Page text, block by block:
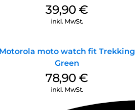
39,90€
inkl. MwSt.
Motorola moto watch fit Trekking
Green
78,90€
inkl. MwSt.